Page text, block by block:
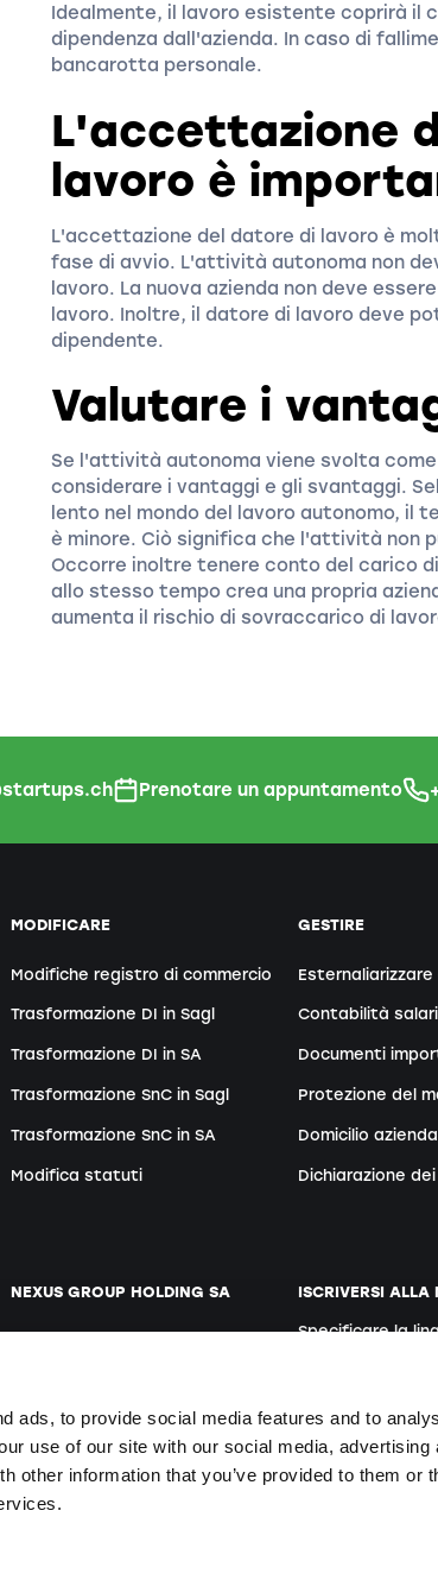
ads, to provide social media features and to
use of our site with our social media, advertising
other information that you’ve provided to them or
Idealmente, il lavoro esistente coprirà il
dipendenza dall'azienda. In caso di
bancarotta personale.
L'accettazione
lavoro è
L'accettazione del datore di lavoro è
fase di avvio. L'attività autonoma non
lavoro. La nuova azienda non deve
lavoro. Inoltre, il datore di lavoro deve
dipendente.
Valutare i
Se l'attività autonoma viene svolta
considerare i vantaggi e gli svantaggi.
lento nel mondo del lavoro autonomo, il
è minore. Ciò significa che l'attività non
Occorre inoltre tenere conto del carico
allo stesso tempo crea una propria
aumenta il rischio di sovraccarico di
Prenotare un appuntamento
MODIFICARE
Modifiche registro di commercio
Trasformazione DI in Sagl
Trasformazione DI in SA
Trasformazione SnC in Sagl
Trasformazione SnC in SA
Modifica statuti
GESTIRE
Contabilità
Documenti
Protezione del
Domicilio
Dichiarazione
NEXUS GROUP HOLDING SA ISCRIVERSI ALLA
Specificare la
Iscrivendosi si